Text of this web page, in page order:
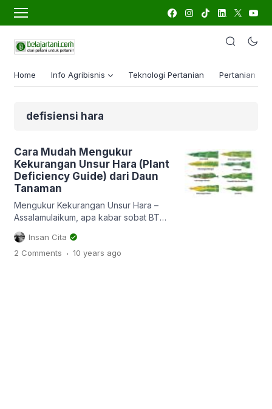
Home Info Agribisnis Teknologi Pertanian Pertanian
defisiensi hara
Cara Mudah Mengukur
Kekurangan Unsur Hara (Plant
Deficiency Guide) dari Daun
Tanaman
Mengukur Kekurangan Unsur Hara –
Assalamulaikum, apa kabar sobat BT
semua? Semoga selalu sehat dan
berbahagia dalam lindunganNya ya..
Hari minggu yang lalu ceritanya saya
Insan Cita
2 Comments . 10 years ago